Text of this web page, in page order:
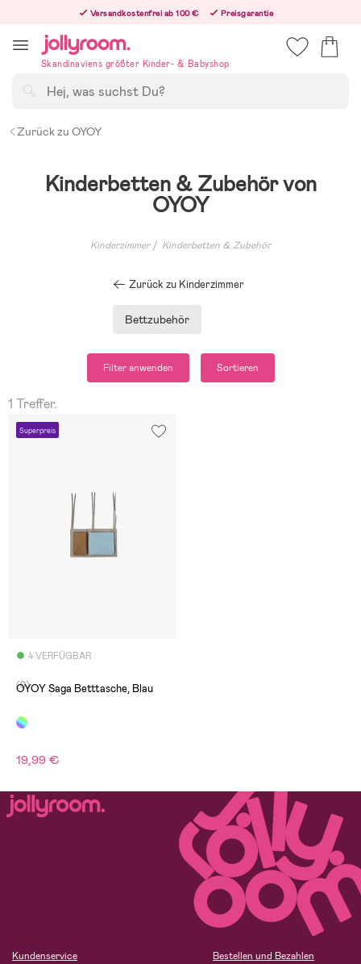
innehållet
Versandkostenfrei ab 100 €
Preisgarantie
Bestellungen, die nach 12:00 Uhr eingehen, werden am nächsten Werktag versandt!
Skandinaviens größter Kinder- & Babyshop
Zurück zu OYOY
Kinderbetten & Zubehör von
OYOY
Kinderzimmer Kinderbetten & Zubehör
Zurück zu Kinderzimmer
Bettzubehör
Filter anwenden Sortieren
1 Treffer.
Superpreis
4 VERFÜGBAR
(0)
OYOY Saga Betttasche, Blau
19,99 €
Kundenservice
Bestellen und Bezahlen